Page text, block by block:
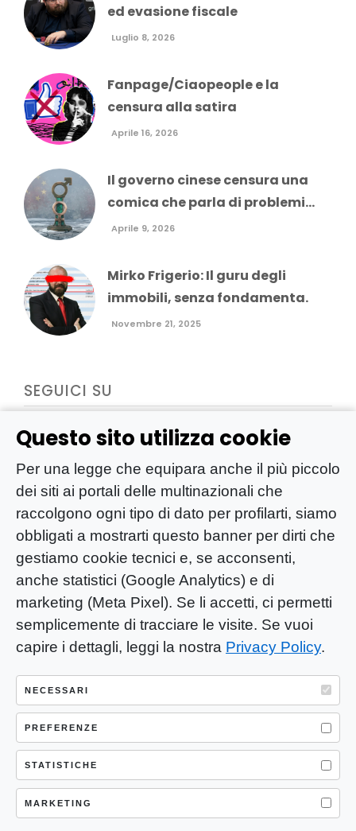
Questo sito utilizza cookie
Per una legge che equipara anche il più piccolo
dei siti ai portali delle multinazionali che
raccolgono ogni tipo di dato per profilarti, siamo
obbligati a mostrarti questo banner per dirti che
gestiamo cookie tecnici e, se acconsenti,
anche statistici (Google Analytics) e di
marketing (Meta Pixel). Se li accetti, ci permetti
semplicemente di tracciare le visite. Se vuoi
capire i dettagli, leggi la nostra Privacy Policy.
NECESSARI
PREFERENZE
STATISTICHE
MARKETING
ed evasione fiscale
Luglio 8, 2026
Fanpage/Ciaopeople e la
censura alla satira
Aprile 16, 2026
Il governo cinese censura una
comica che parla di problemi...
Aprile 9, 2026
Mirko Frigerio: Il guru degli
immobili, senza fondamenta.
Novembre 21, 2025
SEGUICI SU
YOU-ng Slow Journalism è una testata
giornalistica di proprietà di Mastino S.R.L.
Registrazione presso Trib. Santa Maria
Capua Vetere (CE) n° 900 del 31/01/2025 |
ISSN 3103-4683
P.IVA: 04755530617
Sede Legale: CASERTA – VIA LORENZO MARIA